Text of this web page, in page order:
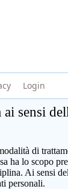
Login
sensi
di
ha lo scopo
Ai sensi
personali.